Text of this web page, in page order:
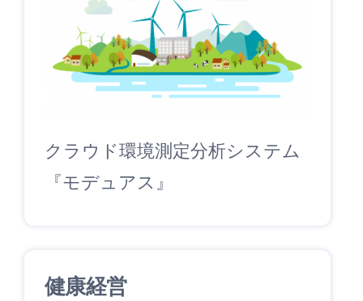
クラウド環境測定分析システム
『モデュアス』
健康経営